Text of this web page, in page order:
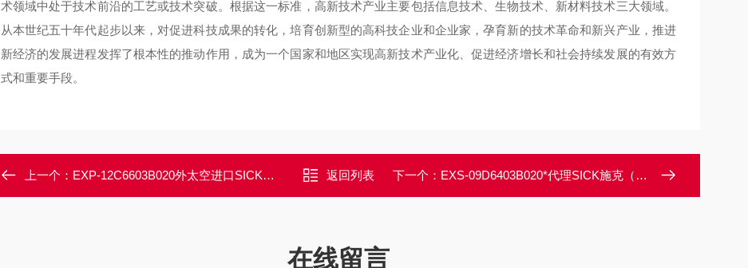
术领域中处于技术前沿的工艺或技术突破。根据这一标准，高新技术产业主要包括信息技术、生物技术、新材料技术三大领域。
从本世纪五十年代起步以来，对促进科技成果的转化，培育创新型的高科技企业和企业家，孕育新的技术革命和新兴产业，推进
新经济的发展进程发挥了根本性的推动作用，成为一个国家和地区实现高新技术产业化、促进经济增长和社会持续发展的有效方
式和重要手段。
上一个： EXP-12C6603B020外太空进口SICK施克原装安全光幕 返回列表 下一个： EXS-09D6403B020*代理SICK施克（西克）光幕光栅
在线留言